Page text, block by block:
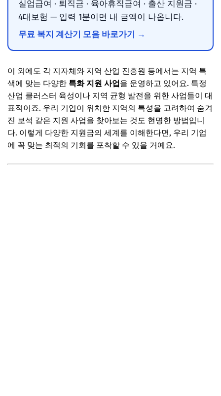
실업급여 · 퇴직금 · 육아휴직급여 · 출산 지원금 ·
4대보험 — 입력 1분이면 내 금액이 나옵니다.
무료 복지 계산기 모음 바로가기 →
이 외에도 각 지자체와 지역 산업 진흥원 등에서는 지역 특
색에 맞는 다양한 특화 지원 사업을 운영하고 있어요. 특정
산업 클러스터 육성이나 지역 균형 발전을 위한 사업들이 대
표적이죠. 우리 기업이 위치한 지역의 특성을 고려하여 숨겨
진 보석 같은 지원 사업을 찾아보는 것도 현명한 방법입니
다. 이렇게 다양한 지원금의 세계를 이해한다면, 우리 기업
에 꼭 맞는 최적의 기회를 포착할 수 있을 거예요.